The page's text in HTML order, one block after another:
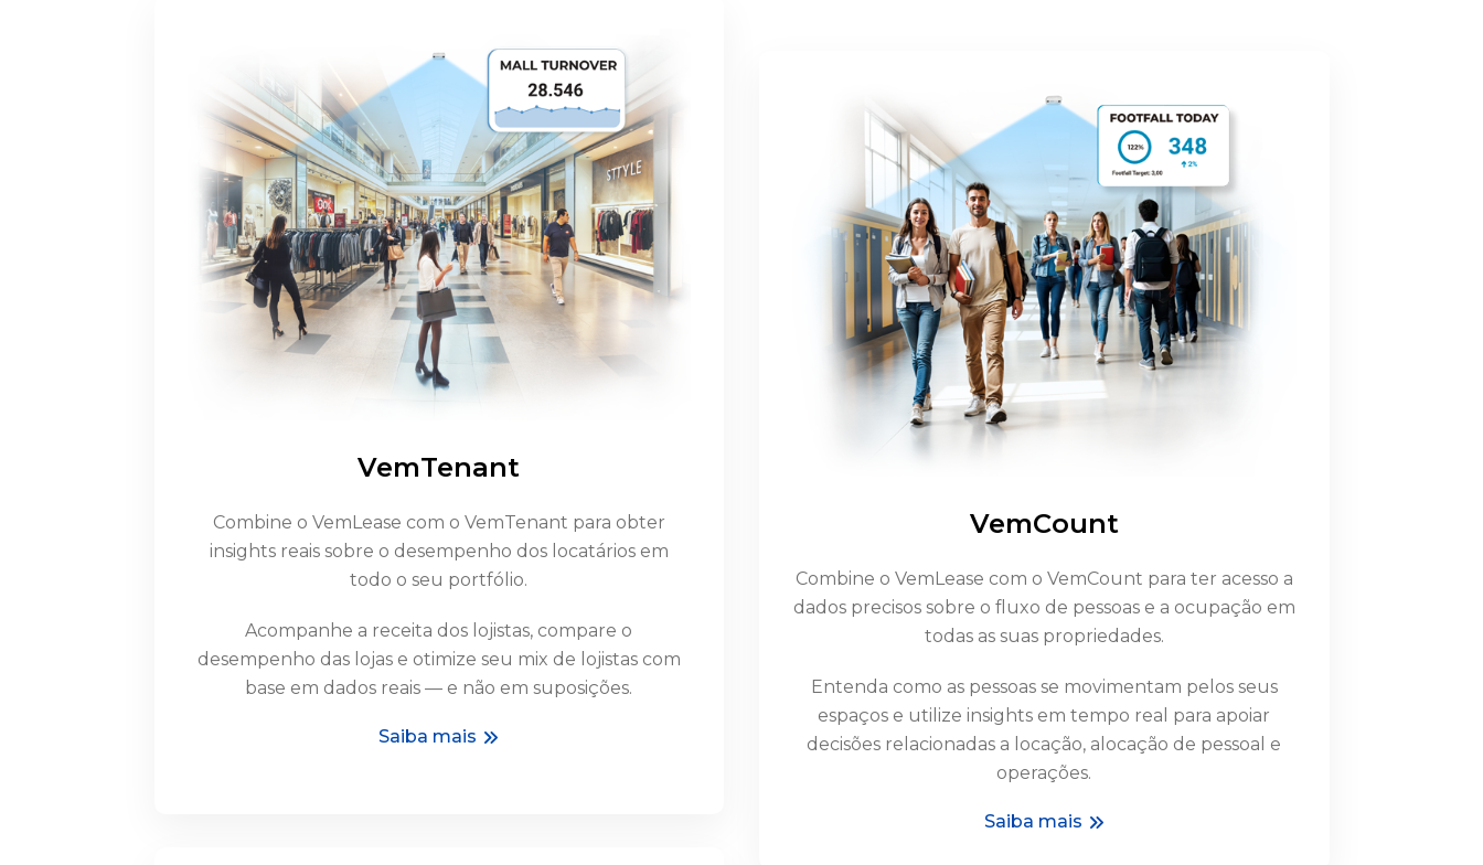
VemTenant
Combine o VemLease com o VemTenant para obter
insights reais sobre o desempenho dos locatários em
todo o seu portfólio.
Acompanhe a receita dos lojistas, compare o
desempenho das lojas e otimize seu mix de lojistas com
base em dados reais — e não em suposições.
Saiba mais
VemCount
Combine o VemLease com o VemCount para ter acesso a
dados precisos sobre o fluxo de pessoas e a ocupação em
todas as suas propriedades.
Entenda como as pessoas se movimentam pelos seus
espaços e utilize insights em tempo real para apoiar
decisões relacionadas a locação, alocação de pessoal e
operações.
Saiba mais